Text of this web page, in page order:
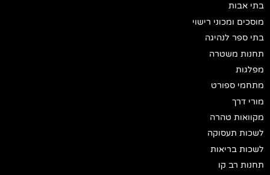
בתי אבות
מוסכים ומכוני רישוי
בתי ספר לנהיגה
תחנות משטרה
מפלגות
מתחמי ספורט
מורי דרך
מקוואות טהרה
לשכות תעסוקה
לשכות בריאות
תחנות רב קו